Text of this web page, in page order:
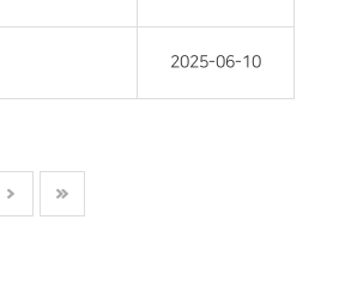
2025-06-10